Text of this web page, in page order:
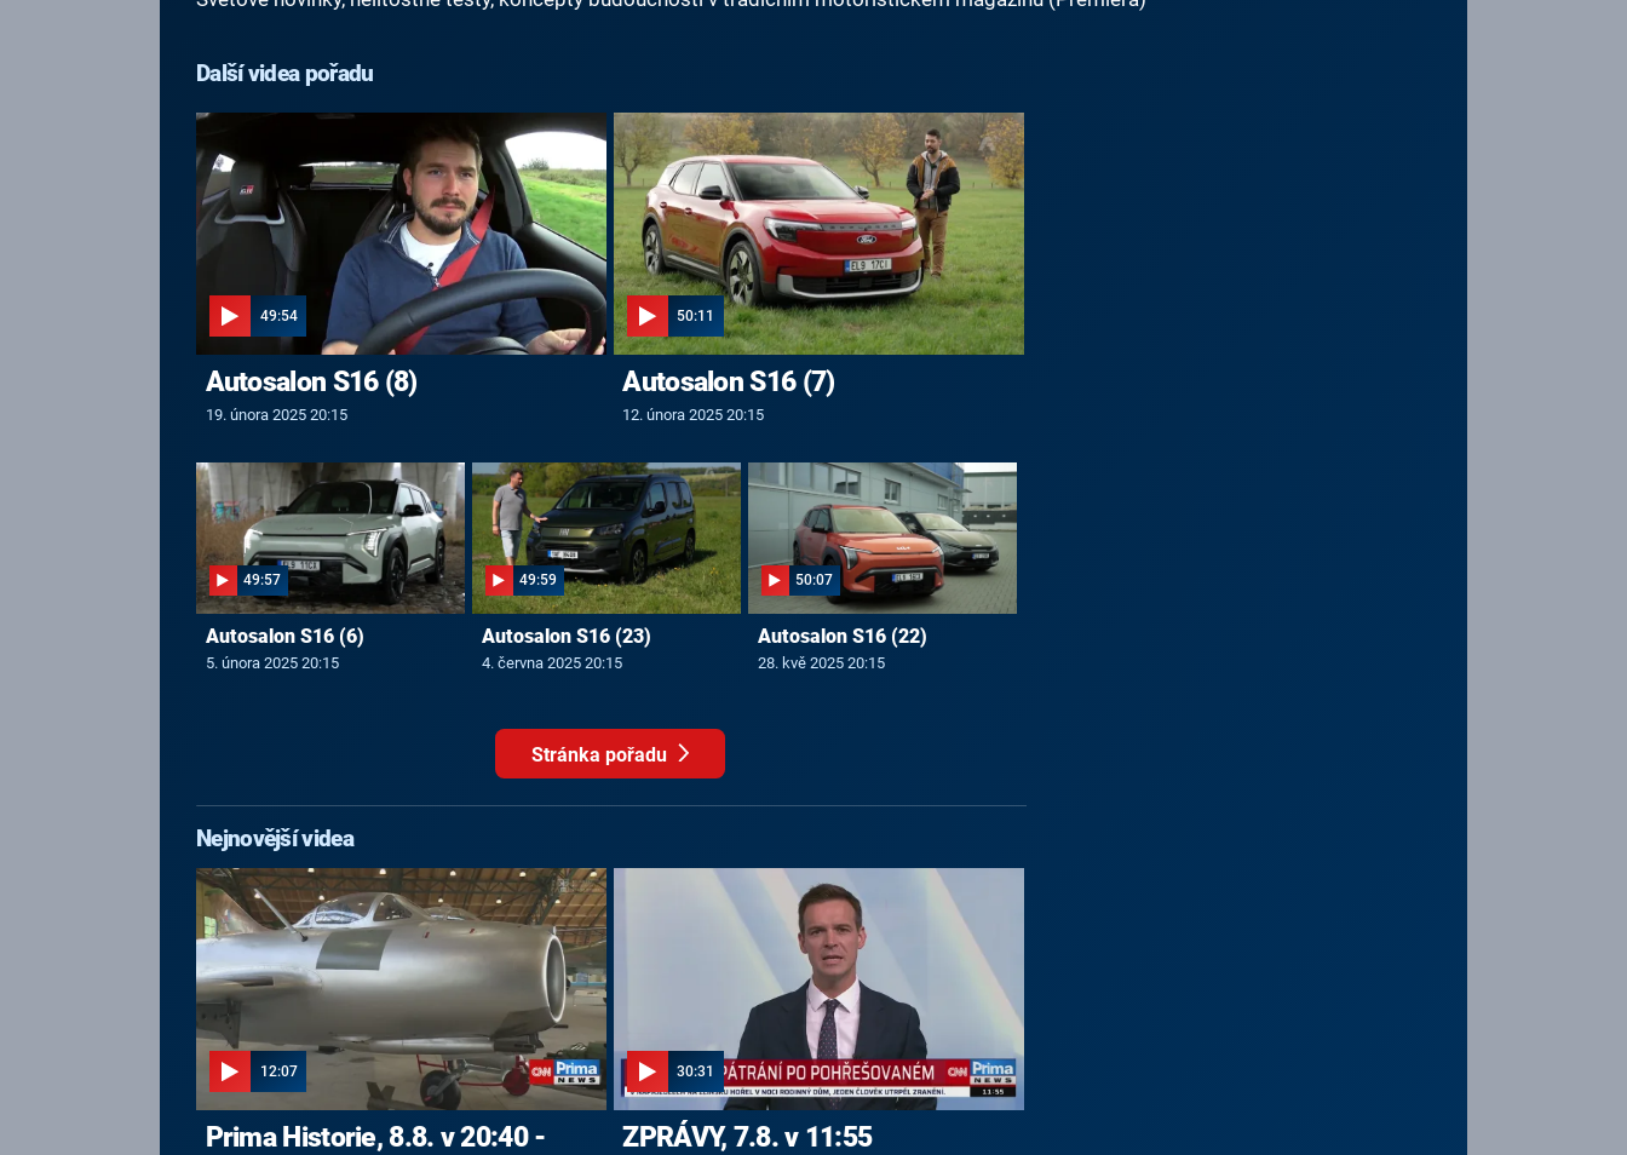
Další videa pořadu
49:54
Autosalon S16 (8)
19. února 2025 20:15
50:11
Autosalon S16 (7)
12. února 2025 20:15
49:57
Autosalon S16 (6)
5. února 2025 20:15
49:59
Autosalon S16 (23)
4. června 2025 20:15
50:07
Autosalon S16 (22)
28. kvě 2025 20:15
Stránka pořadu
Nejnovější videa
12:07
Prima Historie, 8.8. v 20:40 -
30:31
ZPRÁVY, 7.8. v 11:55